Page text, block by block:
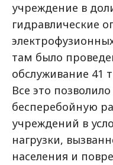
учреждение в
гидравлические
там было
обслуживание 41
Все это
бесперебойную
учреждений в
нагрузки,
населения и